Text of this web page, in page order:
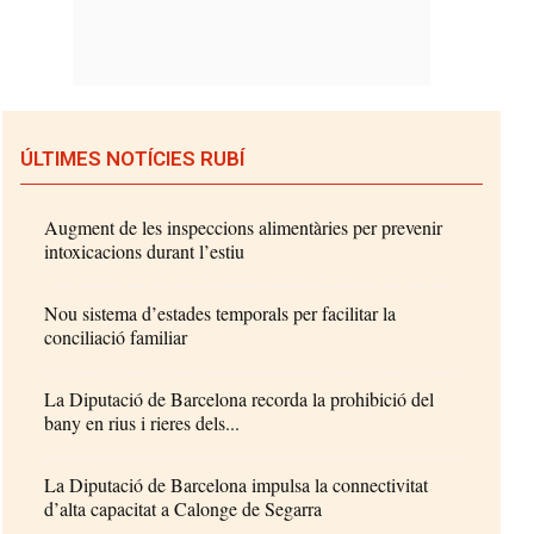
ÚLTIMES NOTÍCIES RUBÍ
Augment de les inspeccions alimentàries per prevenir
intoxicacions durant l’estiu
Nou sistema d’estades temporals per facilitar la
conciliació familiar
La Diputació de Barcelona recorda la prohibició del
bany en rius i rieres dels...
La Diputació de Barcelona impulsa la connectivitat
d’alta capacitat a Calonge de Segarra